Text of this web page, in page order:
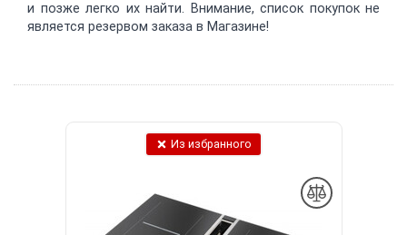
и позже легко их найти. Внимание, список покупок не
является резервом заказа в Магазине!
Из избранного